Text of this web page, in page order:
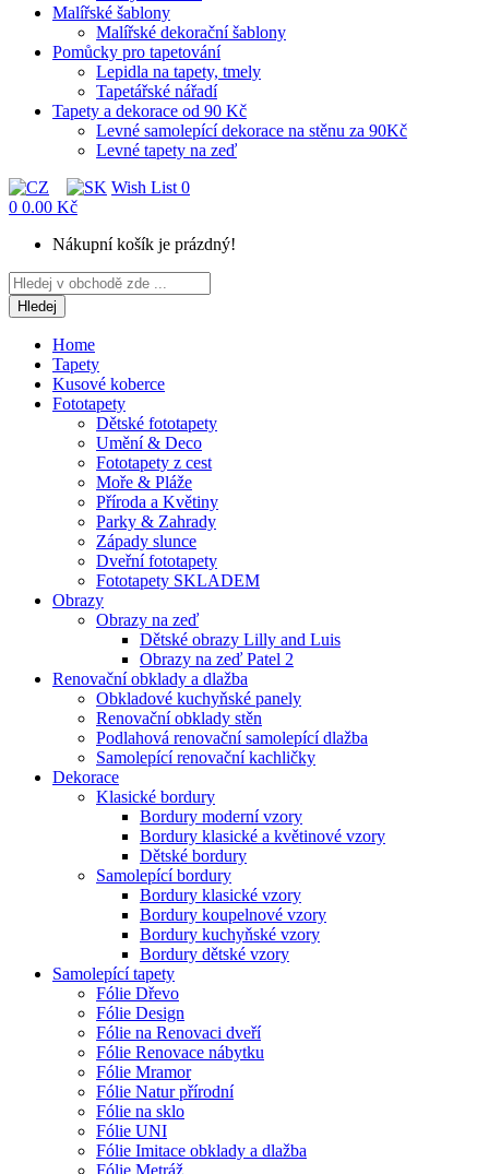
Malířské šablony
Malířské dekorační šablony
Pomůcky pro tapetování
Lepidla na tapety, tmely
Tapetářské nářadí
Tapety a dekorace od 90 Kč
Levné samolepící dekorace na stěnu za 90Kč
Levné tapety na zeď
Wish List 0
0 0.00 Kč
Nákupní košík je prázdný!
Hledej
Home
Tapety
Kusové koberce
Fototapety
Dětské fototapety
Umění & Deco
Fototapety z cest
Moře & Pláže
Příroda a Květiny
Parky & Zahrady
Západy slunce
Dveřní fototapety
Fototapety SKLADEM
Obrazy
Obrazy na zeď
Dětské obrazy Lilly and Luis
Obrazy na zeď Patel 2
Renovační obklady a dlažba
Obkladové kuchyňské panely
Renovační obklady stěn
Podlahová renovační samolepící dlažba
Samolepící renovační kachličky
Dekorace
Klasické bordury
Bordury moderní vzory
Bordury klasické a květinové vzory
Dětské bordury
Samolepící bordury
Bordury klasické vzory
Bordury koupelnové vzory
Bordury kuchyňské vzory
Bordury dětské vzory
Samolepící tapety
Fólie Dřevo
Fólie Design
Fólie na Renovaci dveří
Fólie Renovace nábytku
Fólie Mramor
Fólie Natur přírodní
Fólie na sklo
Fólie UNI
Fólie Imitace obklady a dlažba
Fólie Metráž